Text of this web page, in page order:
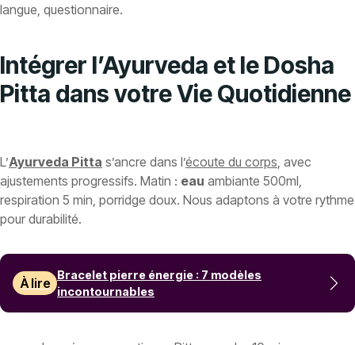
langue, questionnaire.
Intégrer l’Ayurveda et le Dosha
Pitta dans votre Vie Quotidienne
L’Ayurveda Pitta s’ancre dans l’écoute du corps, avec
ajustements progressifs. Matin : eau ambiante 500ml,
respiration 5 min, porridge doux. Nous adaptons à votre rythme
pour durabilité.
À lire
Bracelet pierre énergie : 7 modèles
incontournables